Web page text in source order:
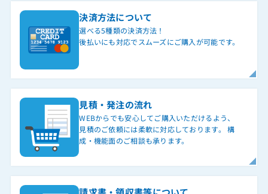
決済方法について
選べる5種類の決済方法！
後払いにも対応でスムーズにご購入が可能です。
見積・発注の流れ
WEBからでも安心してご購入いただけるよう、
見積のご依頼には柔軟に対応しております。 構
成・機能面のご相談も承ります。